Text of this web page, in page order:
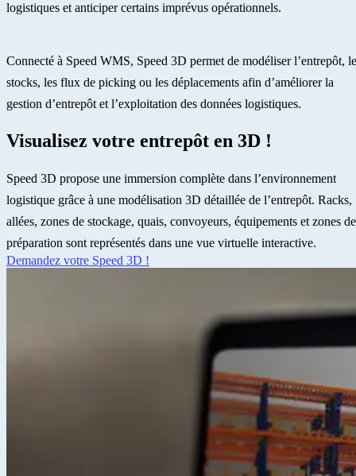
logistiques et anticiper certains imprévus opérationnels.
Connecté à Speed WMS, Speed 3D permet de modéliser l’entrepôt,
stocks, les flux de picking ou les déplacements afin d’améliorer la
gestion d’entrepôt et l’exploitation des données logistiques.
Visualisez votre entrepôt en 3D !
Speed 3D propose une immersion complète dans l’environnement
logistique grâce à une modélisation 3D détaillée de l’entrepôt. Racks,
allées, zones de stockage, quais, convoyeurs, équipements et zones de
préparation sont représentés dans une vue virtuelle interactive.
Demandez votre Speed 3D !